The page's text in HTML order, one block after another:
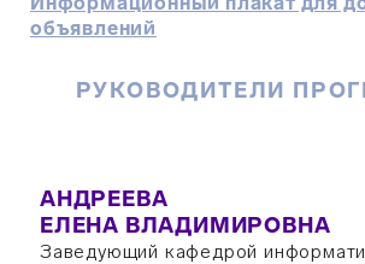
объявлений
РУКОВОДИТЕЛИ
АНДРЕЕВА
ЕЛЕНА ВЛАДИМИРОВНА
Заведующий кафедрой